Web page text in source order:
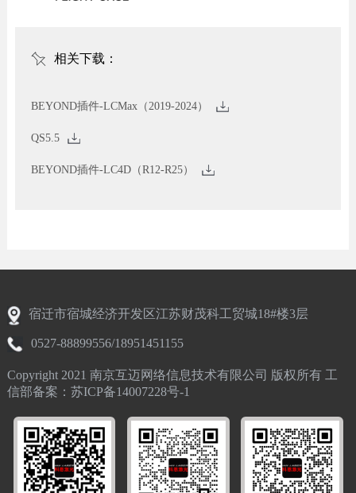
相关下载：
BEYOND插件-LCMax（2019-2024）
QS5.5
BEYOND插件-LC4D（R12-R25）
宿迁市宿城经济开发区江苏财茂科工贸城18#楼3层
0527-88899556/18951451155
Copyright 2021 南京互迈网络信息技术有限公司 版权所有 工
信部备案：苏ICP备14007228号-1